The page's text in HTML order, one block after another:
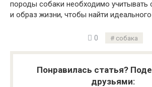
породы собаки необходимо учитывать
и образ жизни, чтобы найти
0 собака
Понравилась статья?
друзьями: